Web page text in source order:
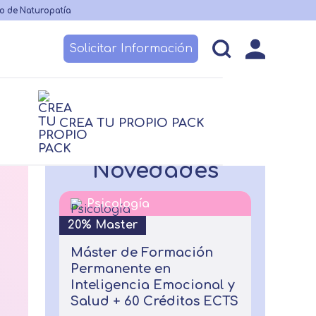
de Naturopatía
Becas y financiación
Solicitar Información
CREA TU PROPIO PACK
Novedades
Psicología
20% Master
Máster de Formación
Permanente en
Inteligencia Emocional y
Salud + 60 Créditos ECTS